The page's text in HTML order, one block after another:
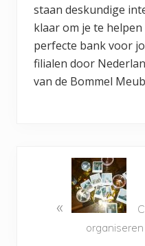
staan deskundige
klaar om je te
perfecte bank voor
filialen door
van de Bommel
«